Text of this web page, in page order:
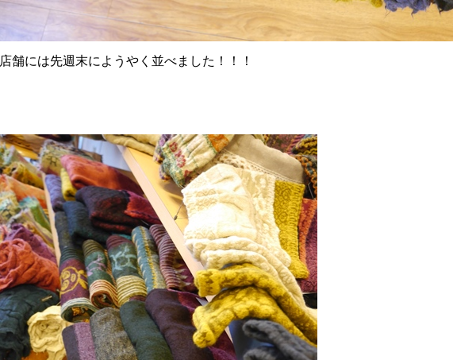
店舗には先週末にようやく並べました！！！